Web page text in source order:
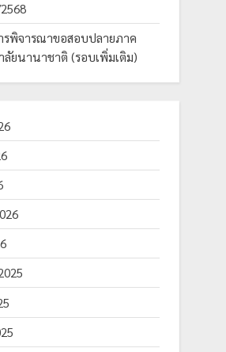
รพิจารณาขอสอบปลายภาค
ลัยนานาชาติ (รอบเพิ่มเติม)